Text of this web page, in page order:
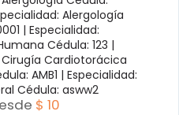
Alergología
| Especialidad:
Cédula: 123 |
Cirugía Cardiotorácica
AMB1 | Especialidad:
Cédula: asww2
$ 10